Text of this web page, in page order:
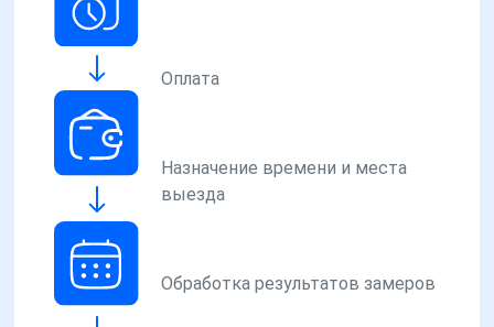
Оплата
Назначение времени и места
выезда
Обработка результатов замеров